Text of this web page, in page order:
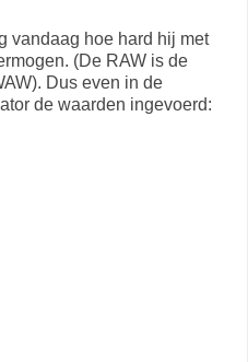
vandaag hoe hard hij met
(De RAW is de
Dus even in de
de waarden ingevoerd: